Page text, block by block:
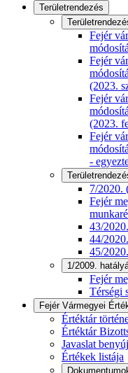
Területrendezés
Fejér
Fejér
(2023.
Fejér
(2023.
Fejér
-
7/2020.
Fejér
43/
44/
45/
1/2009.
Fejér
Térségi
Fejér Vármegyei
Értéktár
Értéktár
Javaslat
Értékek listája